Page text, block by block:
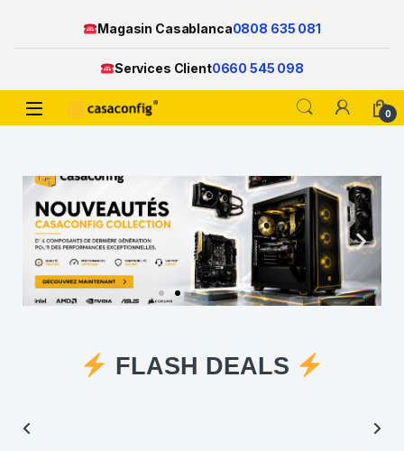
Magasin Casablanca0808 635 081
Services Client0660 545 098
0
FLASH DEALS